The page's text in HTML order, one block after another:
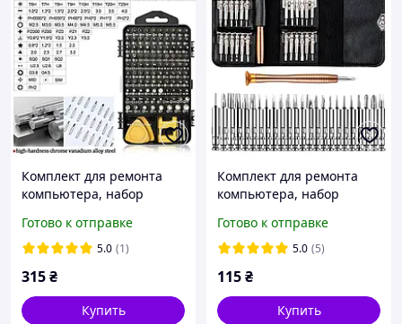
Комплект для ремонта
компьютера, набор
ноутбука 122 в 1, набор
прецизионных отверток
Готово к отправке
5.0 (1)
315₴
Купить
Комплект для ремонта
компьютера, набор
ноутбука 25 в 1, набор
прецизионных отверток
Готово к отправке
5.0 (5)
115₴
Купить